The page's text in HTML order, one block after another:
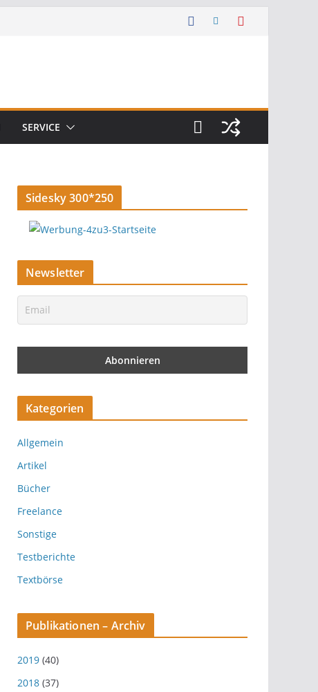
SERVICE
Sidesky 300*250
Newsletter
Kategorien
Allgemein
Artikel
Bücher
Freelance
Sonstige
Testberichte
Textbörse
Publikationen – Archiv
2019 (40)
2018 (37)